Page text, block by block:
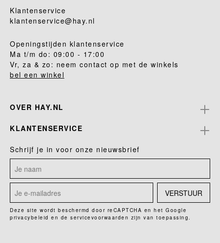
Klantenservice
klantenservice@hay.nl
Openingstijden klantenservice
Ma t/m do: 09:00 - 17:00
Vr, za & zo: neem contact op met de winkels
bel een winkel
OVER HAY.NL
KLANTENSERVICE
Schrijf je in voor onze nieuwsbrief
VERSTUUR
Deze site wordt beschermd door reCAPTCHA en het Google
privacybeleid en de servicevoorwaarden zijn van toepassing.